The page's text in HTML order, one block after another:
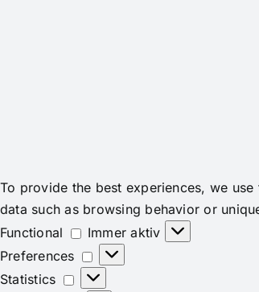
To provide the best experiences, we
data such as browsing behavior or
Functional
Functional
Immer aktiv
Preferences
Preferences
Statistics
Statistics